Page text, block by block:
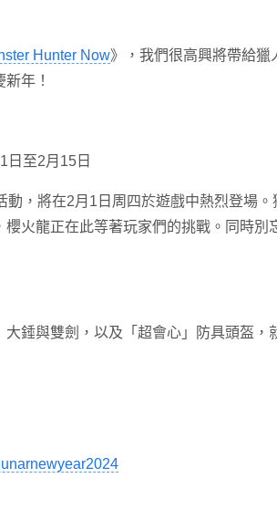
Hunter Now》，我們很高興將帶給獵
年！
日至2月15日
動，將在2月1日周四於遊戲中熱烈登場。
火龍正在此等著玩家們的挑戰。同時別
錘與雙劍，以及「超會心」防具頭盔，